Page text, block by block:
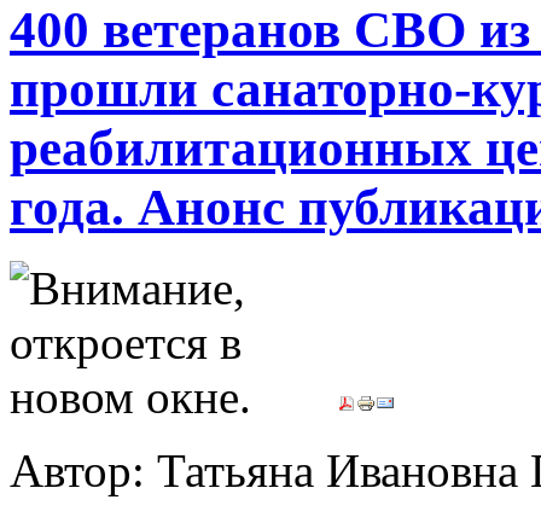
400 ветеранов СВО
прошли санаторно-
реабилитационных
года. Анонс
Автор: Татьяна